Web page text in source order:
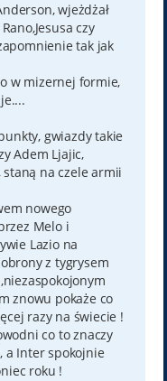
wjeżdżał
czy
tak jak
w mizernej formie,
gwiazdy takie
Adem Ljajic,
na czele armii
nowego
Melo i
Lazio na
z tygrysem
znowu pokaże co
razy na świecie !
co to znaczy
a Inter spokojnie
roku !